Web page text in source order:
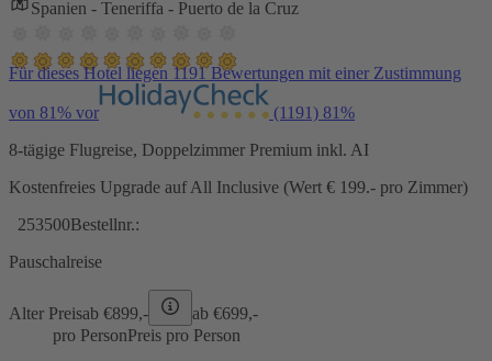
Spanien - Teneriffa - Puerto de la Cruz
Für dieses Hotel liegen 1191 Bewertungen mit einer Zustimmung
von 81% vor (1191) 81%
8-tägige Flugreise, Doppelzimmer Premium inkl. AI
Kostenfreies Upgrade auf All Inclusive (Wert € 199.- pro Zimmer)
253500Bestellnr.:
Pauschalreise
Alter Preisab €899,- ab €699,-
pro PersonPreis pro Person